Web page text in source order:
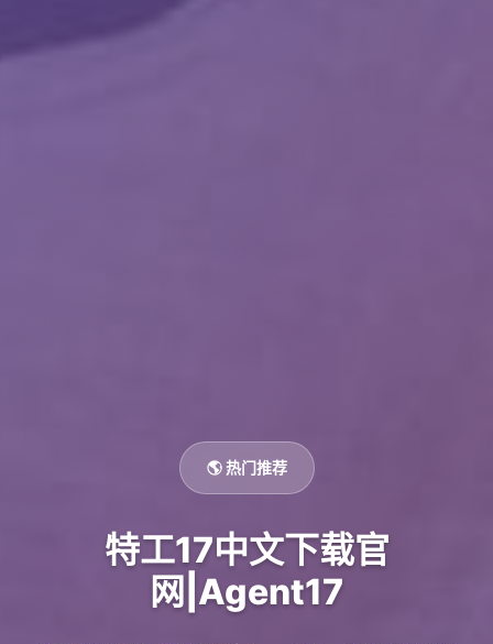
🌎 热门推荐
特工17中文下载官
网|Agent17